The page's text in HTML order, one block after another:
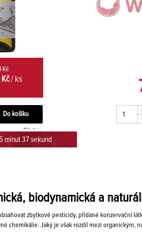
Kč
/ ks
Skladem
minut 37 sekund
-
biodynamická a
zbytkové pesticidy, přidané konzervační
chemikálie. Jaký je však rozdíl mezi